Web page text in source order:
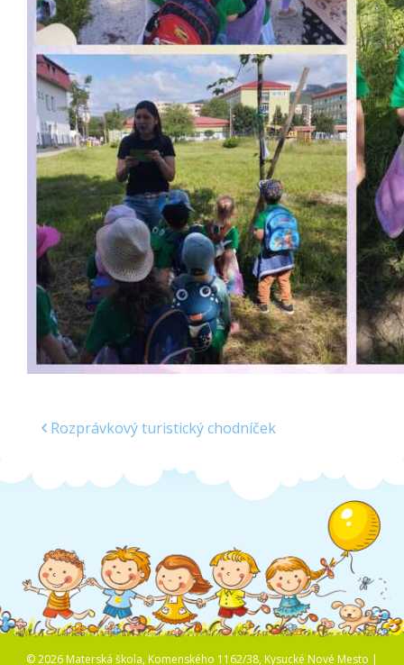
Vzdelávanie
zamestnancov
Rozprávkový turistický chodníček
© 2026 Materská škola, Komenského 1162/38, Kysucké Nové Mesto |